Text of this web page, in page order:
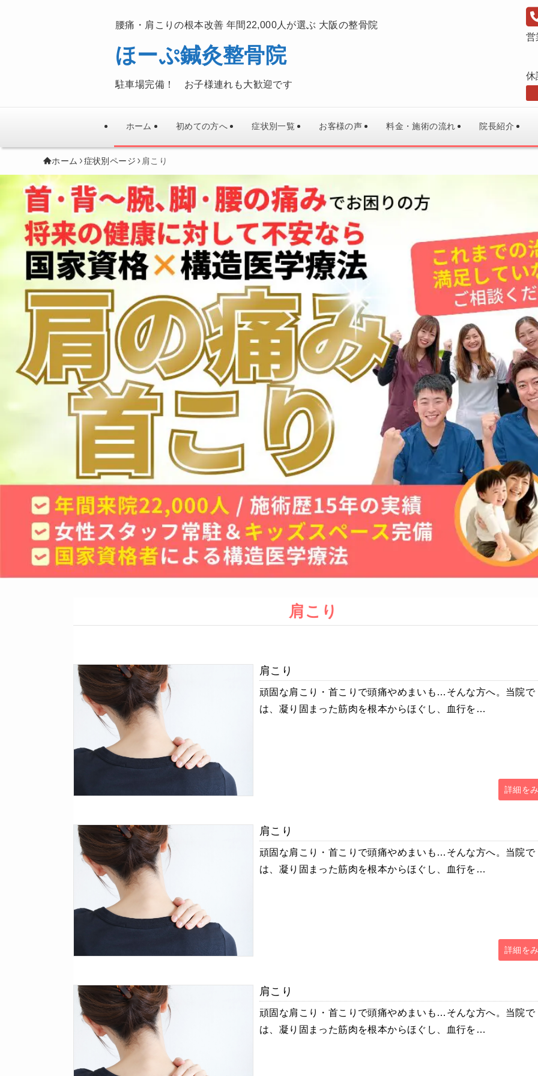
腰痛・肩こりの根本改善 年間22,000人が選ぶ 大阪の整骨院
ほーぷ鍼灸整骨院
駐車場完備！ お子様連れも大歓迎です
営
休
ホーム 初めての方へ 症状別一覧 お客様の声 料金・施術の流れ 院長紹介
ホーム 症状別ページ 肩こり
肩こり
肩こり
頑固な肩こり・首こりで頭痛やめまいも…そんな方へ。当院で
は、凝り固まった筋肉を根本からほぐし、血行を…
詳細を
肩こり
頑固な肩こり・首こりで頭痛やめまいも…そんな方へ。当院で
は、凝り固まった筋肉を根本からほぐし、血行を…
詳細を
肩こり
頑固な肩こり・首こりで頭痛やめまいも…そんな方へ。当院で
は、凝り固まった筋肉を根本からほぐし、血行を…